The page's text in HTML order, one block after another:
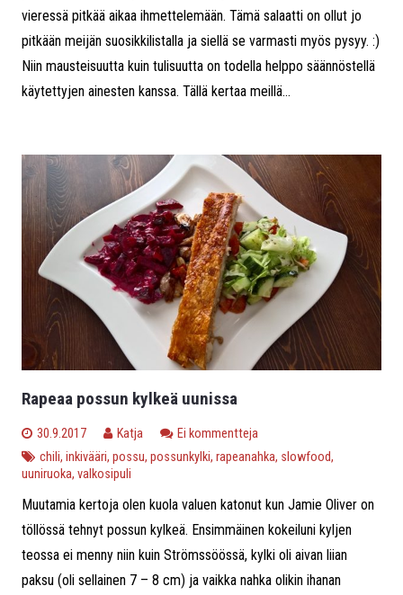
vieressä pitkää aikaa ihmettelemään. Tämä salaatti on ollut jo
pitkään meijän suosikkilistalla ja siellä se varmasti myös pysyy. :)
Niin mausteisuutta kuin tulisuutta on todella helppo säännöstellä
käytettyjen ainesten kanssa. Tällä kertaa meillä...
Rapeaa possun kylkeä uunissa
30.9.2017 Katja
Ei kommentteja
chili, inkivääri, possu, possunkylki, rapeanahka, slowfood,
uuniruoka, valkosipuli
Muutamia kertoja olen kuola valuen katonut kun Jamie Oliver on
töllössä tehnyt possun kylkeä. Ensimmäinen kokeiluni kyljen
teossa ei menny niin kuin Strömssöössä, kylki oli aivan liian
paksu (oli sellainen 7 – 8 cm) ja vaikka nahka olikin ihanan